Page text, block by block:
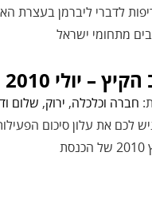
לדברי ליברמן בעצרת
מתחומי ישראל
– יולי 2010
חברה וכלכלה, ירוק, שלום
לכם את עלון סיכום